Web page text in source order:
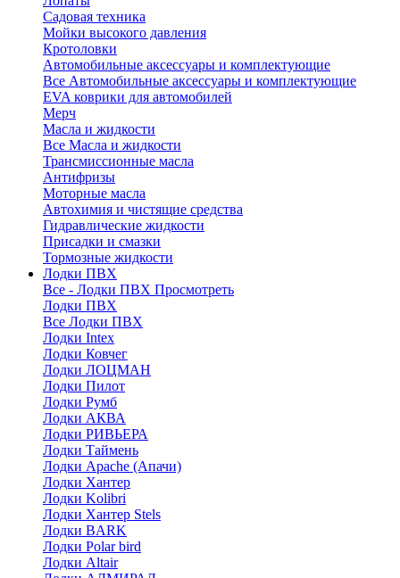
Садовая техника
Мойки высокого давления
Кротоловки
Автомобильные аксессуары и комплектующие
Все Автомобильные аксессуары и комплектующие
EVA коврики для автомобилей
Мерч
Масла и жидкости
Все Масла и жидкости
Трансмиссионные масла
Антифризы
Моторные масла
Автохимия и чистящие средства
Гидравлические жидкости
Присадки и смазки
Тормозные жидкости
Лодки ПВХ
Все - Лодки ПВХ Просмотреть
Лодки ПВХ
Все Лодки ПВХ
Лодки Intex
Лодки Ковчег
Лодки ЛОЦМАН
Лодки Пилот
Лодки Румб
Лодки АКВА
Лодки РИВЬЕРА
Лодки Таймень
Лодки Apache (Апачи)
Лодки Хантер
Лодки Kolibri
Лодки Хантер Stels
Лодки BARK
Лодки Polar bird
Лодки Altair